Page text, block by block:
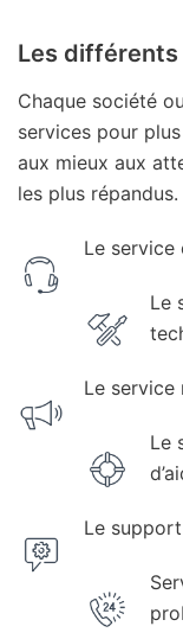
Les
Chaque société
services pour
aux mieux aux
les plus répandus.
Le
Le
Le service
Le
Le